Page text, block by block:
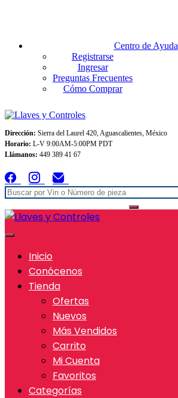
Centro de Ayuda
Registrarse
Ingresar
Preguntas Frecuentes
Cómo Comprar
Dirección: Sierra del Laurel 420, Aguascalientes, México
Horario: L-V 9:00AM-5:00PM PDT
Llámanos: 449 389 41 67
Inicio
Conócenos
Tienda
Ofertas
Nuevos
Más Vendidos
Carrito
Mi Cuenta
Favoritos
Categorías